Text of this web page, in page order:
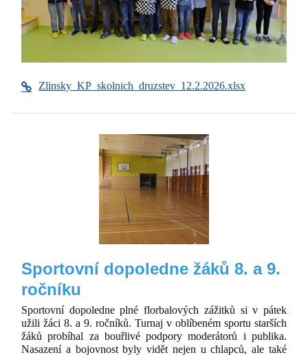
Zlinsky_KP_skolnich_druzstev_12.2.2026.xlsx
Sportovní dopoledne žáků 8. a 9.
ročníku
Sportovní dopoledne plné florbalových zážitků si v pátek
užili žáci 8. a 9. ročníků. Turnaj v oblíbeném sportu starších
žáků probíhal za bouřlivé podpory moderátorů i publika.
Nasazení a bojovnost byly vidět nejen u chlapců, ale také